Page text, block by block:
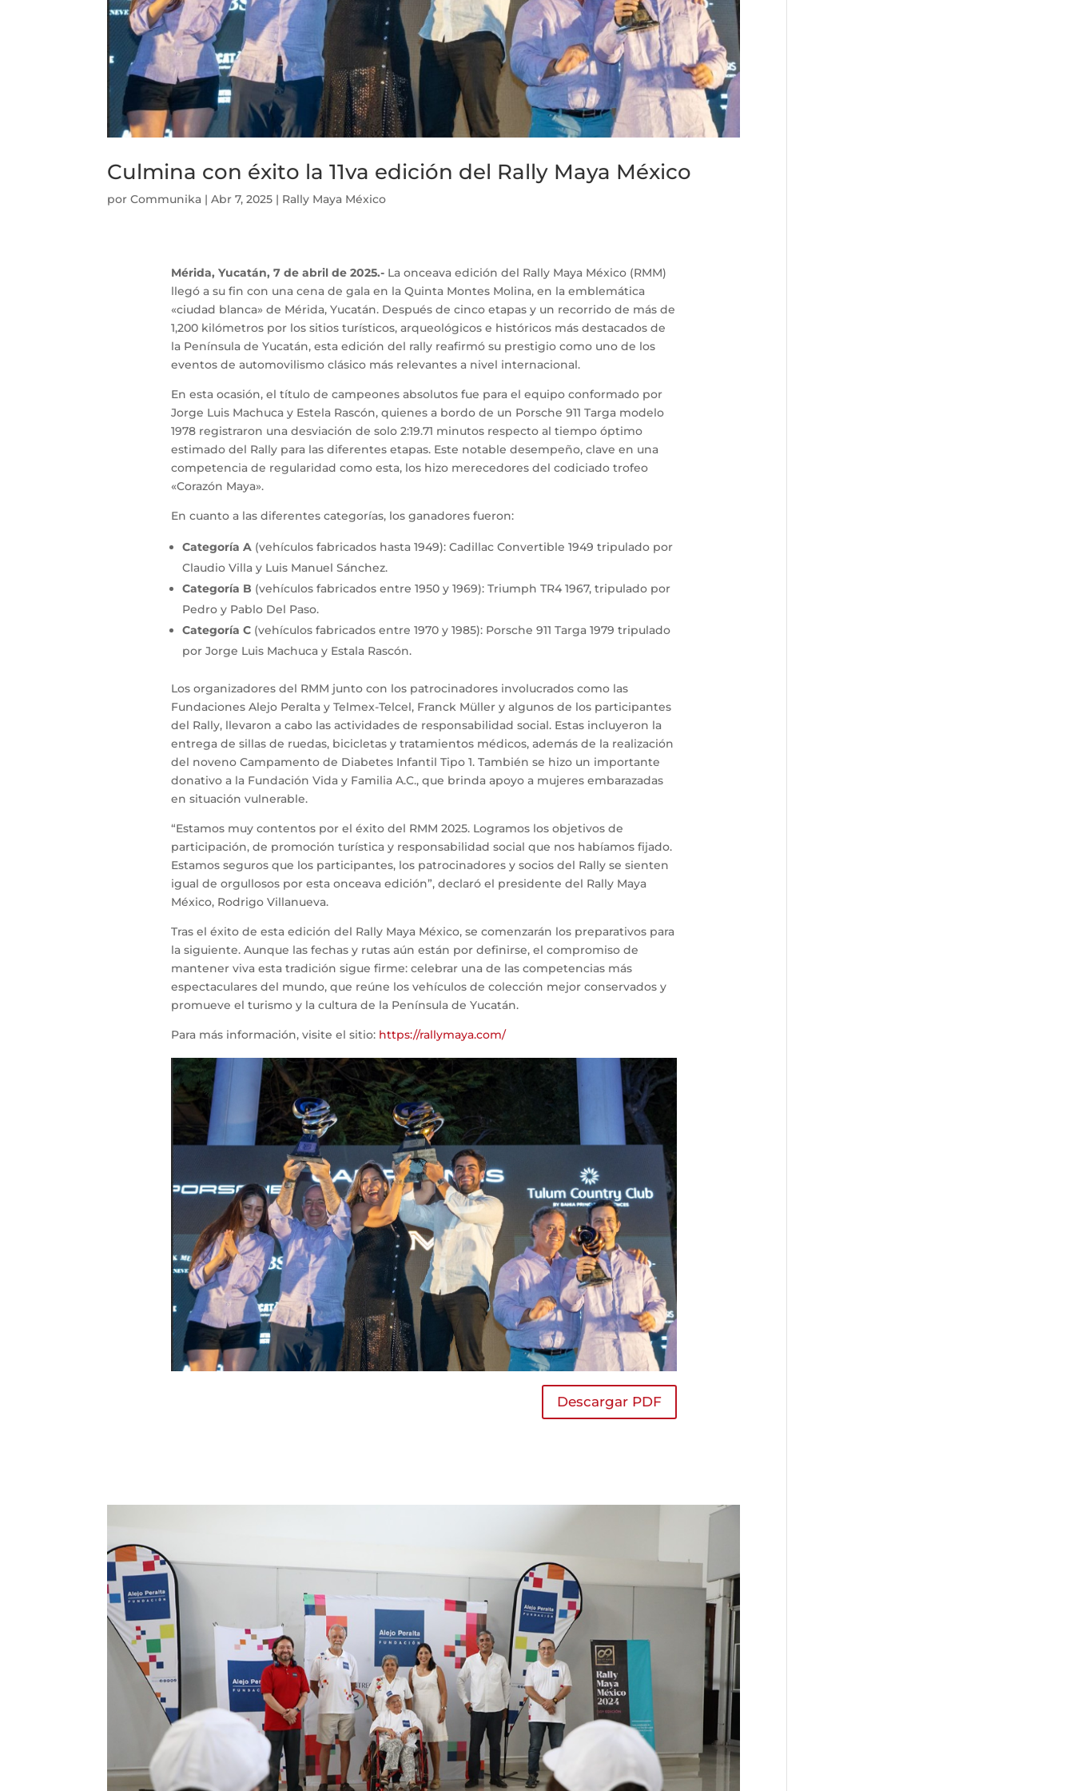
Culmina con éxito la 11va edición del Rally Maya México
porCommunika |Abr 7, 2025 | Rally Maya México
Mérida, Yucatán, 7 de abril de 2025.-La onceava edición del Rally Maya México (RMM)
llegó a su fin con una cena de gala en la Quinta Montes Molina, en la emblemática
«ciudad blanca» de Mérida, Yucatán. Después de cinco etapas y un recorrido de más de
1,200 kilómetros por los sitios turísticos, arqueológicos e históricos más destacados de
la Península de Yucatán, esta edición del rally reafirmó su prestigio como uno de los
eventos de automovilismo clásico más relevantes a nivel internacional.
En esta ocasión, el título de campeones absolutos fue para el equipo conformado por
Jorge Luis Machuca y Estela Rascón, quienes a bordo de un Porsche 911 Targa modelo
1978 registraron una desviación de solo 2:19.71 minutos respecto al tiempo óptimo
estimado del Rally para las diferentes etapas. Este notable desempeño, clave en una
competencia de regularidad como esta, los hizo merecedores del codiciado trofeo
«Corazón Maya».
En cuanto a las diferentes categorías, los ganadores fueron:
Categoría A(vehículos fabricados hasta 1949): Cadillac Convertible 1949 tripulado por
Claudio Villa y Luis Manuel Sánchez.
Categoría B (vehículos fabricados entre 1950 y 1969): Triumph TR4 1967, tripulado por
Pedro y Pablo Del Paso.
Categoría C(vehículos fabricados entre 1970 y 1985): Porsche 911 Targa 1979 tripulado
por Jorge Luis Machuca y Estala Rascón.
Los organizadores del RMM junto con los patrocinadores involucrados como las
Fundaciones Alejo Peralta y Telmex-Telcel, Franck Müller y algunos de los participantes
del Rally, llevaron a cabo las actividades de responsabilidad social. Estas incluyeron la
entrega de sillas de ruedas, bicicletas y tratamientos médicos, además de la realización
del noveno Campamento de Diabetes Infantil Tipo 1. También se hizo un importante
donativo a la Fundación Vida y Familia A.C., que brinda apoyo a mujeres embarazadas
en situación vulnerable.
“Estamos muy contentos por el éxito del RMM 2025. Logramos los objetivos de
participación, de promoción turística y responsabilidad social que nos habíamos fijado.
Estamos seguros que los participantes, los patrocinadores y socios del Rally se sienten
igual de orgullosos por esta onceava edición”, declaró el presidente del Rally Maya
México, Rodrigo Villanueva.
Tras el éxito de esta edición del Rally Maya México, se comenzarán los preparativos para
la siguiente. Aunque las fechas y rutas aún están por definirse, el compromiso de
mantener viva esta tradición sigue firme: celebrar una de las competencias más
espectaculares del mundo, que reúne los vehículos de colección mejor conservados y
promueve el turismo y la cultura de la Península de Yucatán.
Para más información, visite el sitio: https://rallymaya.com/
Descargar PDF